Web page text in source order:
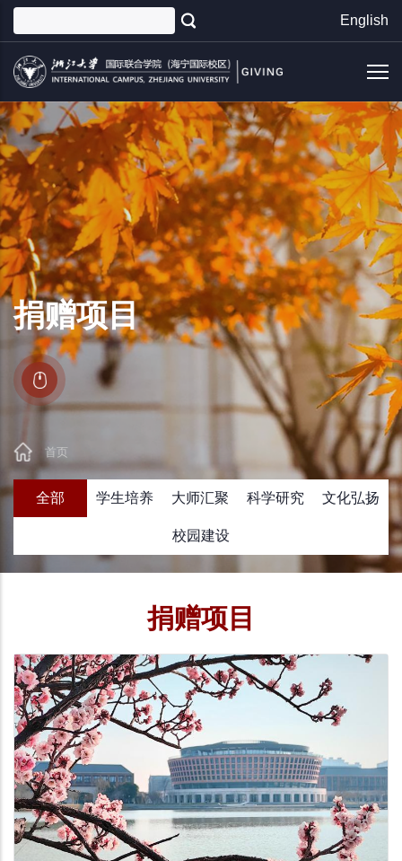
跳
转
要
内
容
English
捐赠项目
面
包
首页
全部 学生培养 大师汇聚 科学研究 文化弘扬
校园建设
捐赠项目